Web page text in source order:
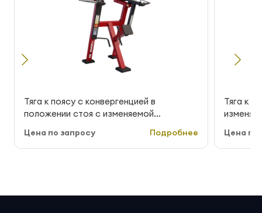
Тяга к поясу с конвергенцией в
положении стоя с изменяемой
7.53E
Цена по запросу Подробнее
Тяга к
Цена по